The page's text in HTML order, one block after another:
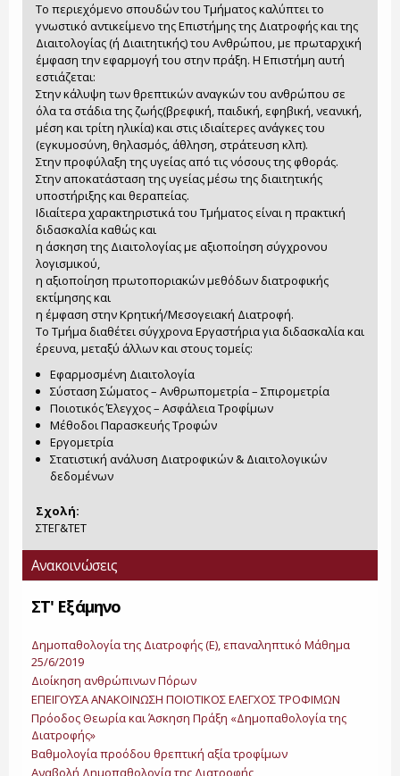
Το περιεχόμενο σπουδών του Τμήματος καλύπτει το
γνωστικό αντικείμενο της Επιστήμης της Διατροφής και της
Διαιτολογίας (ή Διαιτητικής) του Ανθρώπου, με πρωταρχική
έμφαση την εφαρμογή του στην πράξη. Η Επιστήμη αυτή
εστιάζεται:
Στην κάλυψη των θρεπτικών αναγκών του ανθρώπου σε
όλα τα στάδια της ζωής(βρεφική, παιδική, εφηβική, νεανική,
μέση και τρίτη ηλικία) και στις ιδιαίτερες ανάγκες του
(εγκυμοσύνη, θηλασμός, άθληση, στράτευση κλπ).
Στην προφύλαξη της υγείας από τις νόσους της φθοράς.
Στην αποκατάσταση της υγείας μέσω της διαιτητικής
υποστήριξης και θεραπείας.
Ιδιαίτερα χαρακτηριστικά του Τμήματος είναι η πρακτική
διδασκαλία καθώς και
η άσκηση της Διαιτολογίας με αξιοποίηση σύγχρονου
λογισμικού,
η αξιοποίηση πρωτοποριακών μεθόδων διατροφικής
εκτίμησης και
η έμφαση στην Κρητική/Μεσογειακή Διατροφή.
Το Τμήμα διαθέτει σύγχρονα Εργαστήρια για διδασκαλία και
έρευνα, μεταξύ άλλων και στους τομείς:
Εφαρμοσμένη Διαιτολογία
Σύσταση Σώματος – Ανθρωπομετρία – Σπιρομετρία
Ποιοτικός Έλεγχος – Ασφάλεια Τροφίμων
Μέθοδοι Παρασκευής Τροφών
Εργομετρία
Στατιστική ανάλυση Διατροφικών & Διαιτολογικών
δεδομένων
Σχολή:
ΣΤΕΓ&ΤΕΤ
Ανακοινώσεις
ΣΤ' Εξάμηνο
Δημοπαθολογία της Διατροφής (Ε), επαναληπτικό Μάθημα
25/6/2019
Διοίκηση ανθρώπινων Πόρων
ΕΠΕΙΓΟΥΣΑ ΑΝΑΚΟΙΝΩΣΗ ΠΟΙΟΤΙΚΟΣ ΕΛΕΓΧΟΣ ΤΡΟΦΙΜΩΝ
Πρόοδος Θεωρία και Άσκηση Πράξη «Δημοπαθολογία της
Διατροφής»
Βαθμολογία προόδου θρεπτική αξία τροφίμων